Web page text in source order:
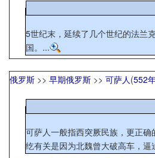
5世纪末，延续了几个世纪的法兰
国。...
俄罗斯 >> 早期俄罗斯 >> 可萨人(552
可萨人一般指西突厥民族，更正
纥有关是因为北魏曾大破高车，